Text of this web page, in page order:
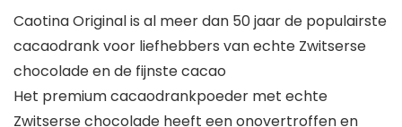
Caotina Original is al meer dan 50 jaar de populairste
cacaodrank voor liefhebbers van echte Zwitserse
chocolade en de fijnste cacao
Het premium cacaodrankpoeder met echte
Zwitserse chocolade heeft een onovertroffen en